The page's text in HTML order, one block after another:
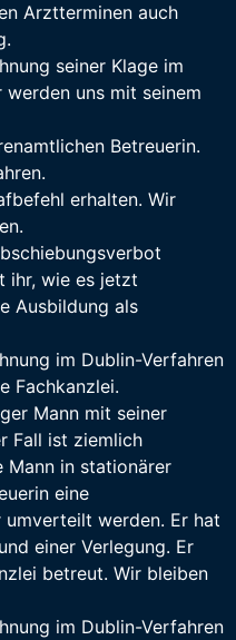
Arztterminen auch
seiner Klage im
uns mit seinem
Betreuerin.
erhalten. Wir
ihr, wie es jetzt
Ausbildung als
im Dublin-Verfahren
Fachkanzlei.
Mann mit seiner
Fall ist ziemlich
in stationärer
eine
werden. Er hat
einer Verlegung. Er
betreut. Wir bleiben
im Dublin-Verfahren